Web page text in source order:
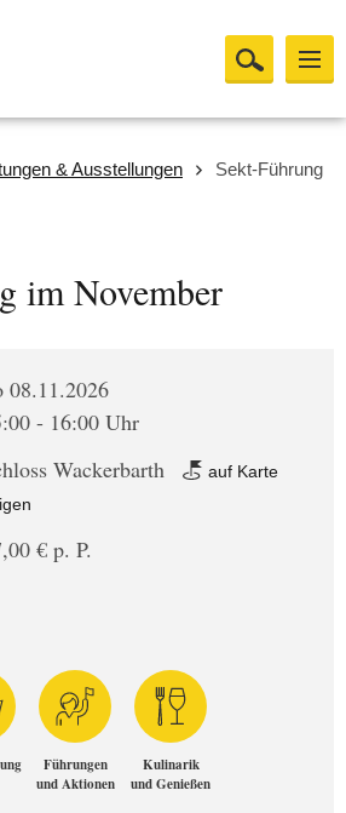
& Ausstellungen
Sekt-Führung
im November
08.11.2026
- 16:00 Uhr
Wackerbarth
auf Karte
€ p. P.
Führungen
und Aktionen
Kulinarik
und Genießen